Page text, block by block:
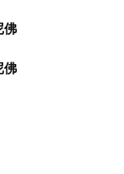
佛
佛